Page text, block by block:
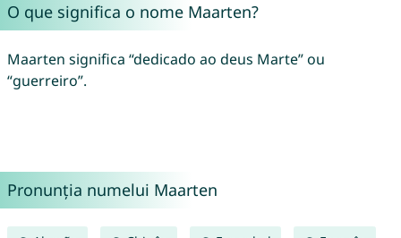
O que significa o nome Maarten?
Maarten significa “dedicado ao deus Marte” ou
“guerreiro”.
Pronunția numelui Maarten